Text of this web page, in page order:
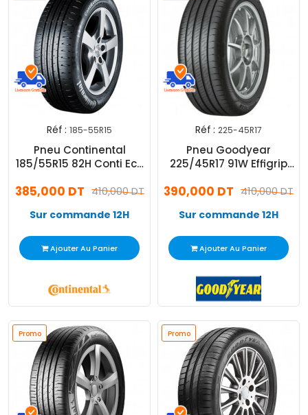
Réf : 185-55R15
Pneu Continental
185/55R15 82H Conti Eco
410,000 DT
385,000 DT
Sur commande 12H
Ajouter Au Panier
Réf : 225-45R17
Pneu Goodyear
225/45R17 91W Effigrip
410,000 DT
390,000 DT
Sur commande 12H
Ajouter Au Panier
Promo Promo